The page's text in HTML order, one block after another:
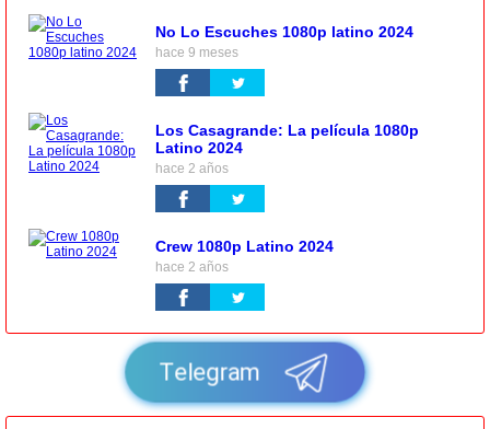
No Lo Escuches 1080p latino 2024
hace 9 meses
Los Casagrande: La película 1080p
Latino 2024
hace 2 años
Crew 1080p Latino 2024
hace 2 años
Telegram